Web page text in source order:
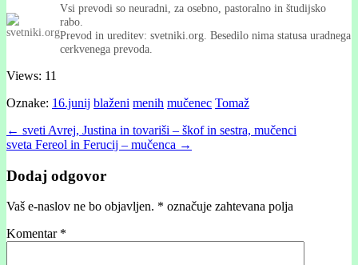
Vsi prevodi so neuradni, za osebno, pastoralno in študijsko
rabo.
Prevod in ureditev: svetniki.org. Besedilo nima statusa uradnega
cerkvenega prevoda.
Views: 11
Oznake: 16.junij blaženi menih mučenec Tomaž
Post
navigation
← sveti Avrej, Justina in tovariši – škof in sestra, mučenci
sveta Fereol in Ferucij – mučenca →
Dodaj odgovor
Vaš e-naslov ne bo objavljen. * označuje zahtevana polja
Komentar *